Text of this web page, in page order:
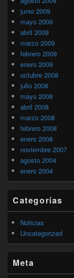
junio 2009
mayo 2009
abril 2009
marzo 2009
febrero 2009
enero 2009
octubre 2008
julio 2008
mayo 2008
abril 2008
marzo 2008
febrero 2008
enero 2008
noviembre 2007
agosto 2004
enero 2004
Categorías
Noticias
Uncategorized
Meta